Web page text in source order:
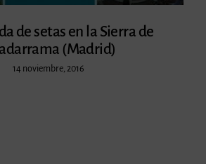
de setas en la Sierra de
(Madrid)
14 noviembre, 2016